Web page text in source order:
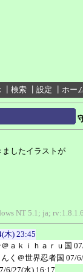
検索 設定 ホー
したイラストが
NT 5.1; ja;
木) 23:45
ａｋｉｈａｒｕ国
んく＠世界忍者国 07/
6/27(水) 16:17